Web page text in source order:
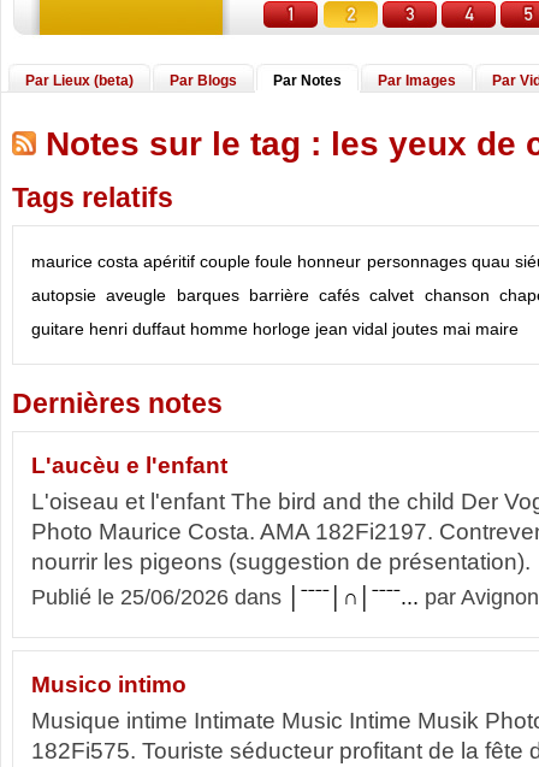
Par Lieux (beta) Par Blogs Par Notes Par Images Par
Notes sur le tag : les yeux de
Tags relatifs
maurice costa apéritif couple foule honneur personnages quau
autopsie aveugle barques barrière cafés calvet chanson
guitare henri duffaut homme horloge jean vidal joutes mai maire
Dernières notes
L'aucèu e l'enfant
L'oiseau et l'enfant The bird and the child Der
Photo Maurice Costa. AMA 182Fi2197.
nourrir les pigeons (suggestion de présentation).
Publié le 25/06/2026 dans │ˉˉˉˉ│∩│ˉˉˉˉ... par
Musico intimo
Musique intime Intimate Music Intime Musik
182Fi575. Touriste séducteur profitant de la fête